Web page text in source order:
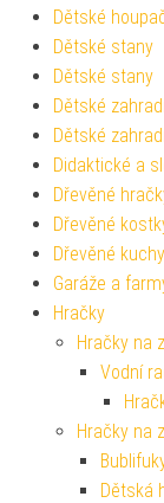
Dětské
Dětské stany
Dětské stany
Dětské
Dětské
Didaktické a
Dřevěné
Dřevěné
Dřevěné
Garáže a
Hračky
Hračky na
Vodní
Hračky na
Dětská